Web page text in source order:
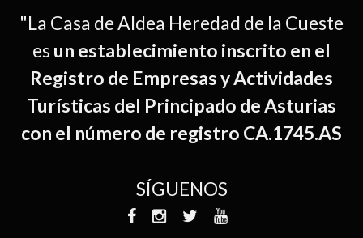
"La Casa de Aldea Heredad de la Cueste
es un establecimiento inscrito en el
Registro de Empresas y Actividades
Turísticas del Principado de Asturias
con el número de registro CA.1745.AS
SÍGUENOS